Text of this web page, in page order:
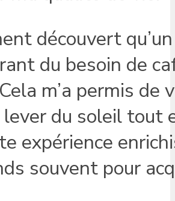
découvert
du besoin de
m’a permis
du soleil tout
expérience
souvent pour